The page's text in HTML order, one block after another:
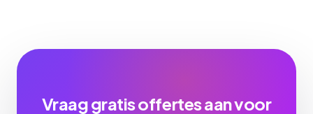
Vraag gratis offertes aan voor